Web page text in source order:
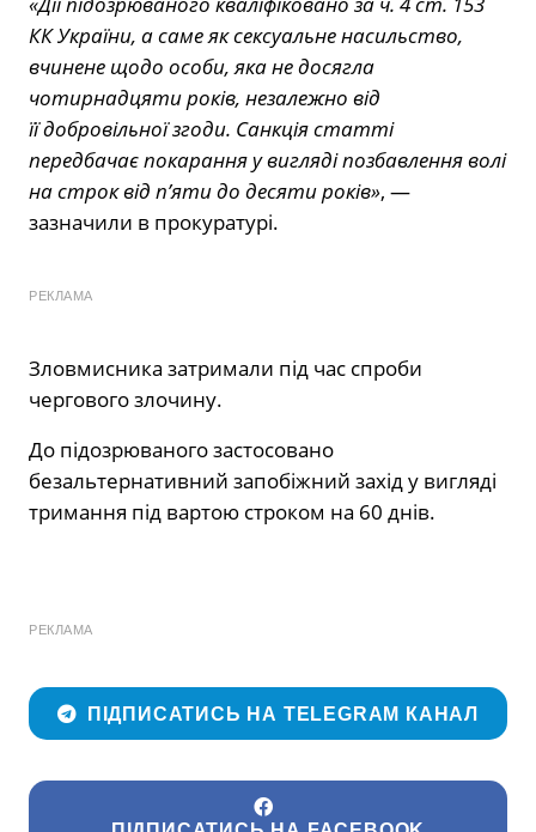
КК України, а саме як сексуальне насильство,
вчинене щодо особи, яка не досягла
чотирнадцяти років, незалежно від
її добровільної згоди. Санкція статті
передбачає покарання у вигляді позбавлення волі
на строк від п’яти до десяти років», —
зазначили в прокуратурі.
РЕКЛАМА
Зловмисника затримали під час спроби
чергового злочину.
До підозрюваного застосовано
безальтернативний запобіжний захід у вигляді
тримання під вартою строком на 60 днів.
РЕКЛАМА
ПІДПИСАТИСЬ НА TELEGRAM КАНАЛ